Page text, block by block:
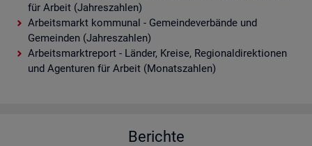
für Arbeit (Jahreszahlen)
Arbeitsmarkt kommunal - Gemeindeverbände und
Gemeinden (Jahreszahlen)
Arbeitsmarktreport - Länder, Kreise, Regionaldirektionen
und Agenturen für Arbeit (Monatszahlen)
Berichte